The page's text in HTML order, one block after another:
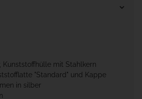
Kunststoffhülle mit Stahlkern
"Standard" und Kappe
in silber